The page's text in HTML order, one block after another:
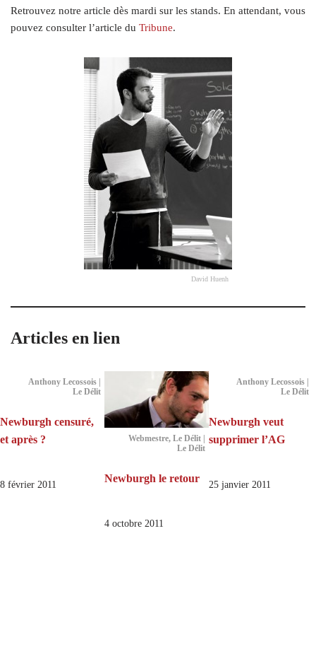
Retrouvez notre article dès mardi sur les stands. En attendant, vous
pouvez consulter l’article du Tribune.
David Huenh
Articles en lien
Anthony Lecossois |
Le Délit
Newburgh censuré,
et après ?
8 février 2011
Webmestre, Le Délit |
Le Délit
Newburgh le retour
4 octobre 2011
Anthony Lecossois |
Le Délit
Newburgh veut
supprimer l’AG
25 janvier 2011